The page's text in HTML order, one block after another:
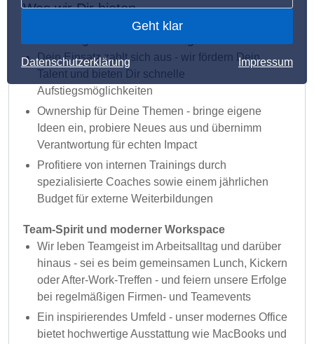
Geht klar
Datenschutzerklärung Impressum
Was wir Dir bieten
Dein Einsatz zahlt sich aus - wir fördern Dein
Talent und bieten Dir schnelle
Aufstiegsmöglichkeiten
Ownership für Deine Themen - bringe eigene
Ideen ein, probiere Neues aus und übernimm
Verantwortung für echten Impact
Profitiere von internen Trainings durch
spezialisierte Coaches sowie einem jährlichen
Budget für externe Weiterbildungen
Team-Spirit und moderner Workspace
Wir leben Teamgeist im Arbeitsalltag und darüber
hinaus - sei es beim gemeinsamen Lunch, Kickern
oder After-Work-Treffen - und feiern unsere Erfolge
bei regelmäßigen Firmen- und Teamevents
Ein inspirierendes Umfeld - unser modernes Office
bietet hochwertige Ausstattung wie MacBooks und